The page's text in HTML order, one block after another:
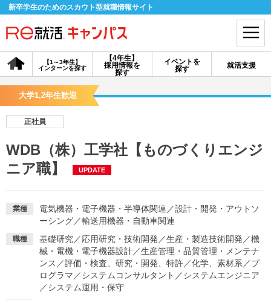
新卒学生のためのスカウト型就職情報サイト
【4年生】
採用情報を
探す
【1～3年生】
インターンを探す
イベントを
探す
就活支援
会員登録 ログイン
探す
【4年生】
イベントを探す スカウト
就活ノウハウ・サポート
就活支援
大学1,2年生歓迎
正社員
WDB（株）工学社【ものづくりエンジ
ニア職】
UPDATE
業種 電気機器・電子機器・半導体関連 ／設計・開発・アウトソ
ーシング／輸送用機器・自動車関連
職種 基礎研究／応用研究・技術開発 ／生産・製造技術開発 ／機
械・電機・電子機器設計／生産管理・品質管理・メンテナ
ンス ／評価・検査、研究・開発、特許／化学、素材系 ／プ
ログラマ ／システムコンサルタント ／システムエンジニア
／システム運用・保守